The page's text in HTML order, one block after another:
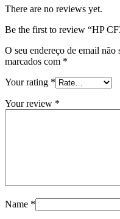
There are no reviews yet.
Be the first to review “HP
O seu endereço de email não
marcados com *
Your rating *
Your review *
Name *